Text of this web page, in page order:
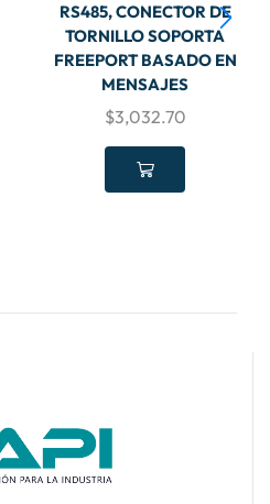
RS485, CONECTOR DE
TORNILLO SOPORTA
FREEPORT BASADO EN
MENSAJES
$3,032.70